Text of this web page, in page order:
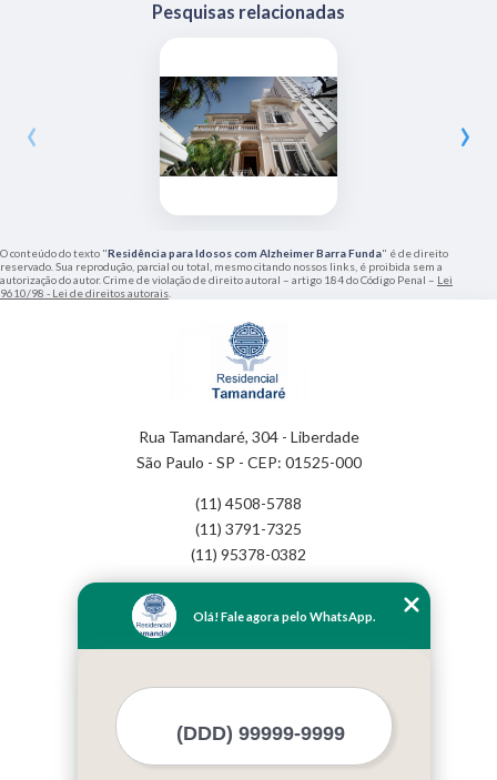
Pesquisas relacionadas
‹ ›
O conteúdo do texto "Residência para Idosos com Alzheimer Barra Funda" é de direito
reservado. Sua reprodução, parcial ou total, mesmo citando nossos links, é proibida sem a
autorização do autor. Crime de violação de direito autoral – artigo 184 do Código Penal – Lei
9610/98 - Lei de direitos autorais
Rua Tamandaré, 304 - Liberdade
São Paulo - SP - CEP: 01525-000
(11) 4508-5788
(11) 3791-7325
(11) 95378-0382
Empresa
Missão
Mapa do site
Mais Serviços
Olá! Fale agora pelo WhatsApp.